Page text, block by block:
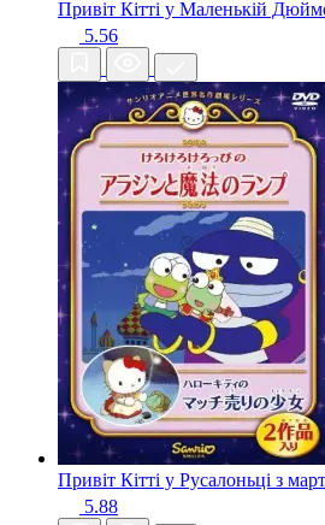
Привіт Кітті у Маленькій
5.56
Привіт Кітті у Русалоньці з
5.88